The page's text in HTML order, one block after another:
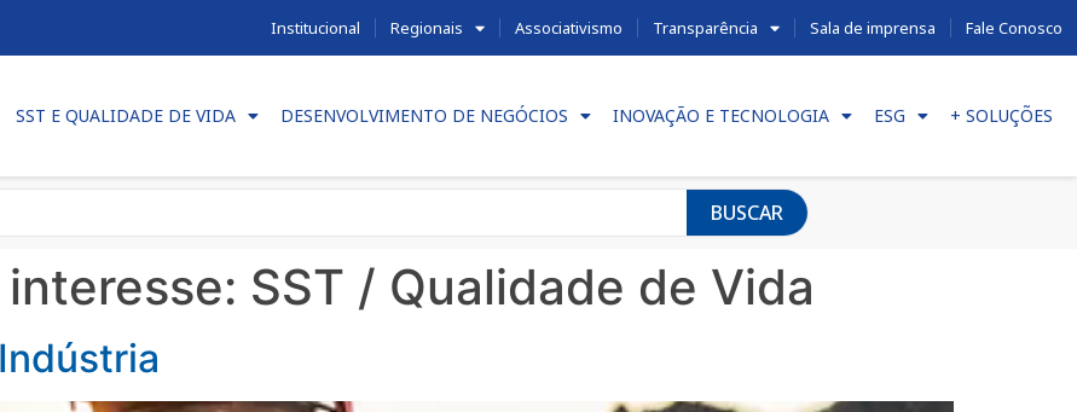
Institucional Regionais Associativismo Transparência Sala de imprensa Fale Conosco
SST E QUALIDADE DE VIDA DESENVOLVIMENTO DE NEGÓCIOS INOVAÇÃO E TECNOLOGIA ESG + SOLUÇÕES
BUSCAR
SST / Qualidade de Vida